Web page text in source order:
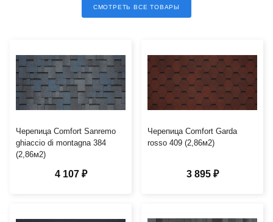
СМОТРЕТЬ ВСЕ ТОВАРЫ
Черепица Comfort Sanremo
ghiaccio di montagna 384
(2,86м2)
4 107 ₽
Черепица Comfort Garda
rosso 409 (2,86м2)
3 895 ₽